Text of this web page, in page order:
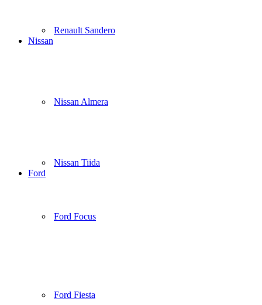
Renault Sandero
Nissan
Nissan Almera
Nissan Tiida
Ford
Ford Focus
Ford Fiesta